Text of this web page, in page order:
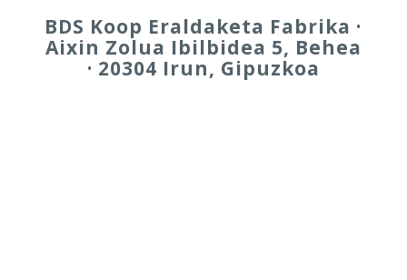
BDS Koop Eraldaketa Fabrika ·
Aixin Zolua Ibilbidea 5, Behea
· 20304 Irun, Gipuzkoa